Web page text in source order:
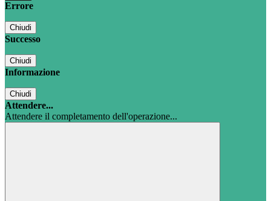
Errore
Chiudi
Successo
Chiudi
Informazione
Chiudi
Attendere...
Attendere il completamento dell'operazione...